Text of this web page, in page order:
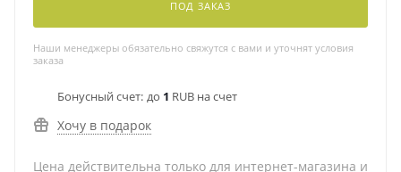
ПОД ЗАКАЗ
Наши менеджеры обязательно свяжутся с вами и уточнят условия
заказа
Бонусный счет: до 1 RUB на счет
Хочу в подарок
Цена действительна только для интернет-магазина и